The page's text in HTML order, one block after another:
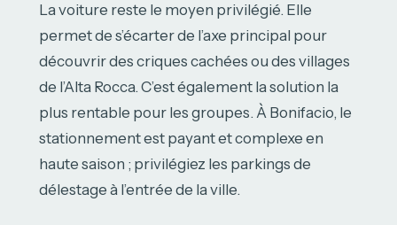
La voiture reste le moyen privilégié. Elle
permet de s’écarter de l’axe principal pour
découvrir des criques cachées ou des villages
de l’Alta Rocca. C’est également la solution la
plus rentable pour les groupes. À Bonifacio, le
stationnement est payant et complexe en
haute saison ; privilégiez les parkings de
délestage à l’entrée de la ville.